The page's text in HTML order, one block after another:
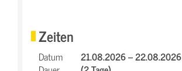
Zeiten
Datum
21.08.2026 – 22.08.2026